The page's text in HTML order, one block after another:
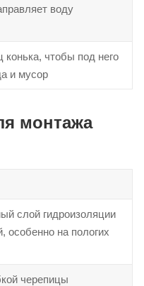
воду
конька, чтобы под него
и мусор
монтажа
слой гидроизоляции
особенно на пологих
черепицы